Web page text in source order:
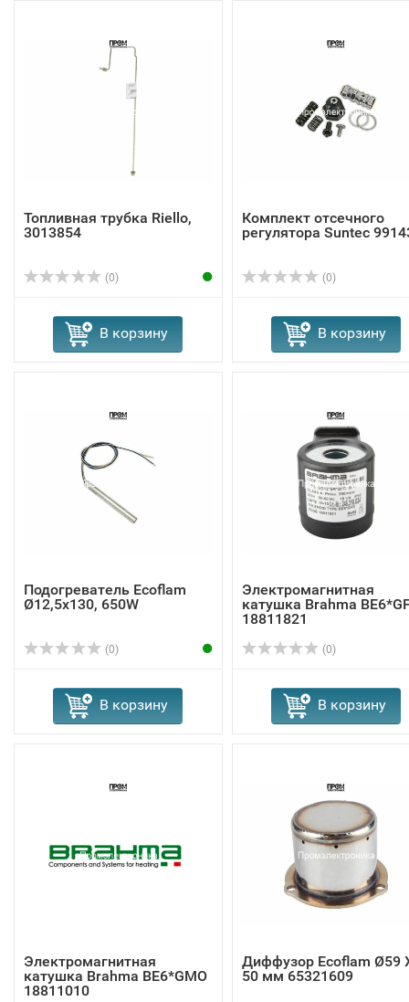
Топливная трубка Riello,
3013854
(0)
В корзину
Комплект отсечного
регулятора Suntec
(0)
В корзину
Подогреватель Ecoflam
Ø12,5x130, 650W
(0)
В корзину
Электромагнитная
катушка Brahma
18811821
(0)
В корзину
Электромагнитная
катушка Brahma BE6*GMO
18811010
Диффузор Ecoflam Ø59
50 мм 65321609